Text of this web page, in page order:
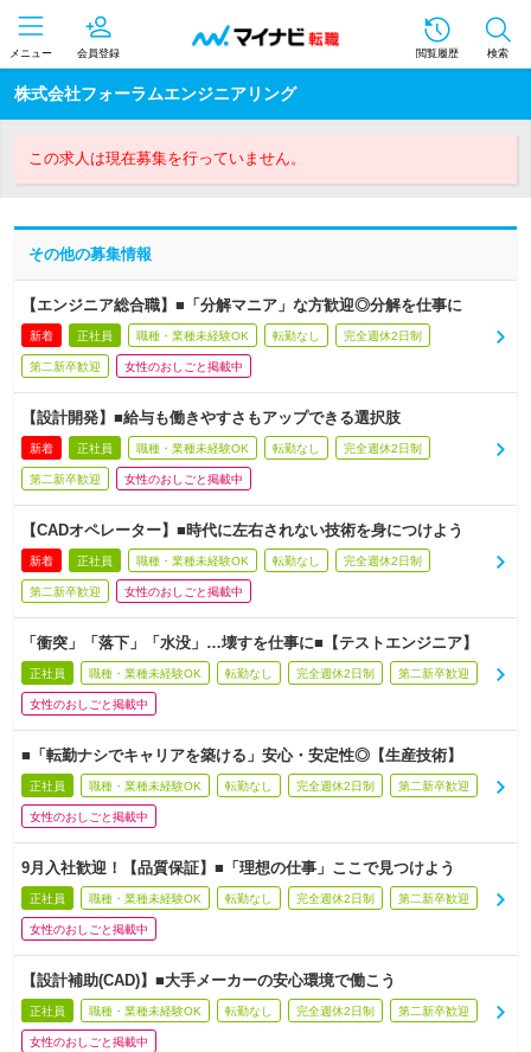
メニュー 会員登録 閲覧履歴 検索
株式会社フォーラムエンジニアリング
この求人は現在募集を行っていません。
その他の募集情報
【エンジニア総合職】■「分解マニア」な方歓迎◎分解を仕事に
新着 正社員 職種・業種未経験OK 転勤なし 完全週休2日制
第二新卒歓迎 女性のおしごと掲載中
【設計開発】■給与も働きやすさもアップできる選択肢
新着 正社員 職種・業種未経験OK 転勤なし 完全週休2日制
第二新卒歓迎 女性のおしごと掲載中
【CADオペレーター】■時代に左右されない技術を身につけよう
新着 正社員 職種・業種未経験OK 転勤なし 完全週休2日制
第二新卒歓迎 女性のおしごと掲載中
「衝突」「落下」「水没」…壊すを仕事に■【テストエンジニア】
正社員 職種・業種未経験OK 転勤なし 完全週休2日制 第二新卒歓迎
女性のおしごと掲載中
■「転勤ナシでキャリアを築ける」安心・安定性◎【生産技術】
正社員 職種・業種未経験OK 転勤なし 完全週休2日制 第二新卒歓迎
女性のおしごと掲載中
9月入社歓迎！【品質保証】■「理想の仕事」ここで見つけよう
正社員 職種・業種未経験OK 転勤なし 完全週休2日制 第二新卒歓迎
女性のおしごと掲載中
【設計補助(CAD)】■大手メーカーの安心環境で働こう
正社員 職種・業種未経験OK 転勤なし 完全週休2日制 第二新卒歓迎
女性のおしごと掲載中